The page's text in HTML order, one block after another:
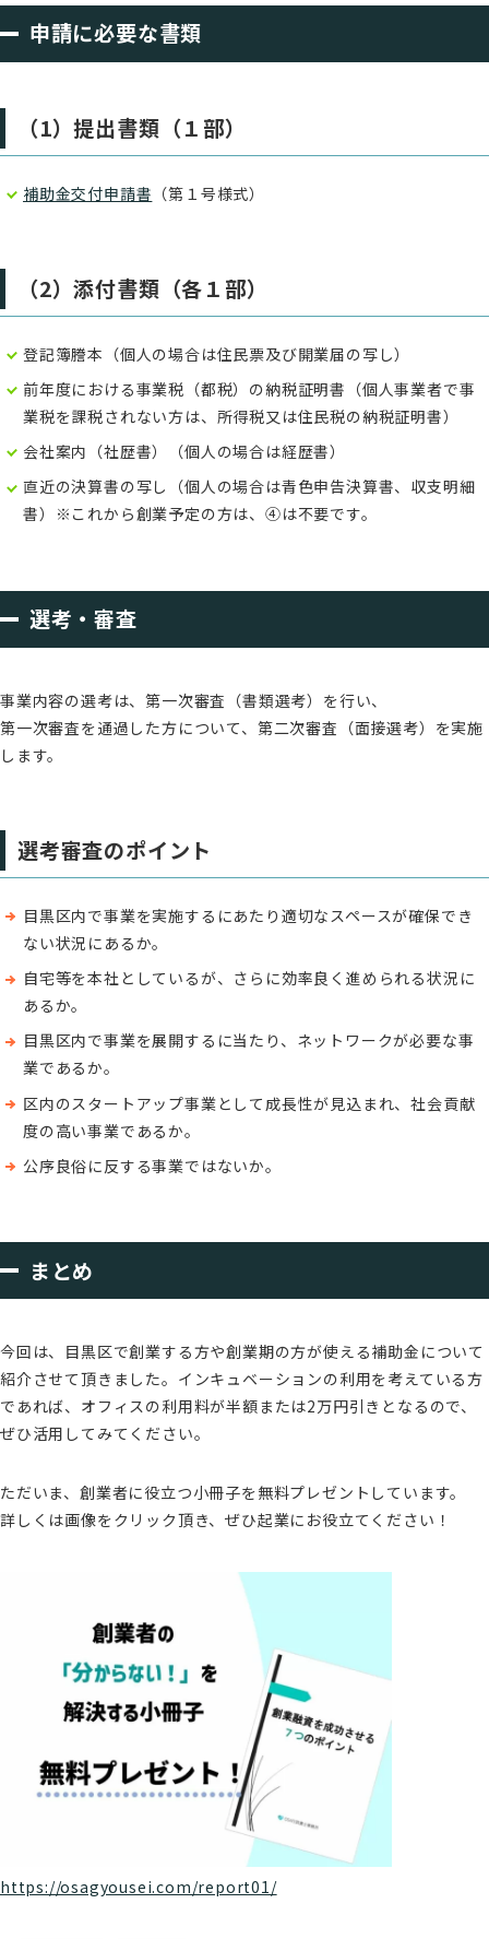
申請に必要な書類
（1）提出書類（１部）
補助金交付申請書 （第１号様式）
（2）添付書類（各１部）
登記簿謄本（個人の場合は住民票及び開業届の写し）
前年度における事業税（都税）の納税証明書（個人事業者で事
業税を課税されない方は、所得税又は住民税の納税証明書）
会社案内（社歴書）（個人の場合は経歴書）
直近の決算書の写し（個人の場合は青色申告決算書、収支明細
書）※これから創業予定の方は、④は不要です。
選考・審査
事業内容の選考は、第一次審査（書類選考）を行い、
第一次審査を通過した方について、第二次審査（面接選考）を実施
します。
選考審査のポイント
目黒区内で事業を実施するにあたり適切なスペースが確保でき
ない状況にあるか。
自宅等を本社としているが、さらに効率良く進められる状況に
あるか。
目黒区内で事業を展開するに当たり、ネットワークが必要な事
業であるか。
区内のスタートアップ事業として成長性が見込まれ、社会貢献
度の高い事業であるか。
公序良俗に反する事業ではないか。
まとめ
今回は、目黒区で創業する方や創業期の方が使える補助金について
紹介させて頂きました。インキュベーションの利用を考えている方
であれば、オフィスの利用料が半額または2万円引きとなるので、
ぜひ活用してみてください。
ただいま、創業者に役立つ小冊子を無料プレゼントしています。
詳しくは画像をクリック頂き、ぜひ起業にお役立てください！
https://osagyousei.com/report01/